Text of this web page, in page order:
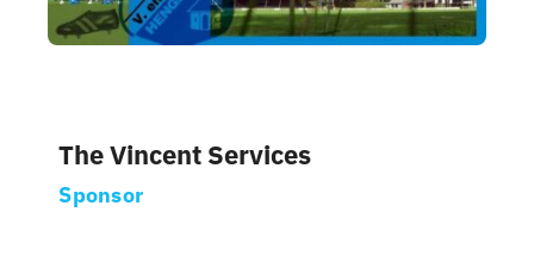
Contact
The Vincent Services
Sponsor